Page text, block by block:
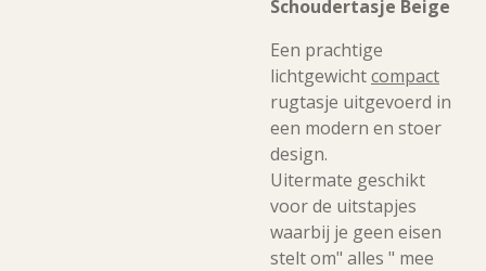
Schoudertasje Beige
Een prachtige
lichtgewichtcompact
rugtasje uitgevoerd in
een modern en stoer
design.
Uitermate geschikt
voor de uitstapjes
waarbij je geen eisen
stelt om" alles " mee